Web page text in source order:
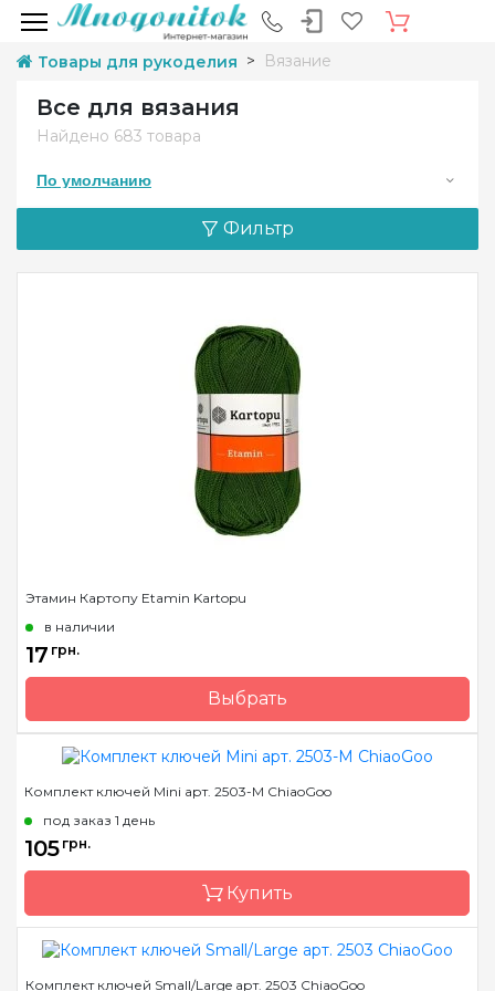
Товары для рукоделия Вязание
Все для вязания
Найдено 683 товара
По умолчанию
Фильтр
Этамин Картопу Etamin Kartopu
в наличии
17 грн.
Выбрать
Бренд
Kartopu
Страна-производитель
Турция
Вес мотка
Метраж
Состав
Комплект ключей Mini арт. 2503-M ChiaoGoo
под заказ 1 день
105 грн.
Купить
Комплект ключей Small/Large арт. 2503 ChiaoGoo